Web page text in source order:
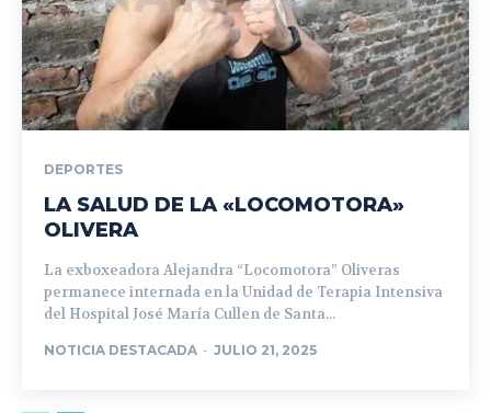
DEPORTES
LA SALUD DE LA «LOCOMOTORA»
OLIVERA
La exboxeadora Alejandra “Locomotora” Oliveras
permanece internada en la Unidad de Terapia Intensiva
del Hospital José María Cullen de Santa...
NOTICIA DESTACADA - JULIO 21, 2025